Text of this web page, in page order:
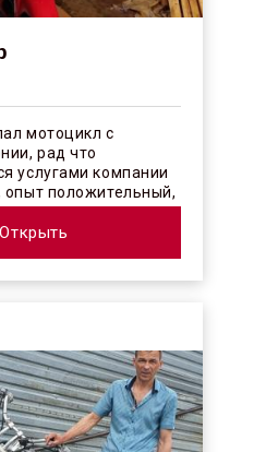
мотоцикл с
рад что
услугами компании
опыт положительный,
своего ...
Открыть